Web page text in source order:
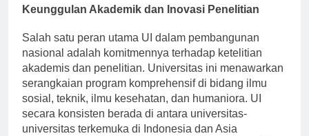
Keunggulan Akademik dan Inovasi Penelitian
Salah satu peran utama UI dalam pembangunan
nasional adalah komitmennya terhadap ketelitian
akademis dan penelitian. Universitas ini menawarkan
serangkaian program komprehensif di bidang ilmu
sosial, teknik, ilmu kesehatan, dan humaniora. UI
secara konsisten berada di antara universitas-
universitas terkemuka di Indonesia dan Asia